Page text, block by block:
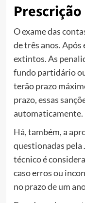
Prescrição
O exame das
de três anos. Após
extintos. As
fundo partidário
terão prazo
prazo, essas
automaticamente.
Há, também, a
questionadas pela
técnico é
caso erros ou
no prazo de um